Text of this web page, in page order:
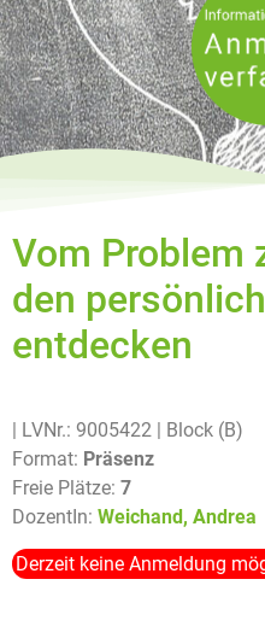
Vom Problem
den
entdecken
| LVNr.: 9005422
| Block (B)
Format: Präsenz
Freie Plätze: 7
DozentIn: Weichand, Andrea
Derzeit keine Anmeldung